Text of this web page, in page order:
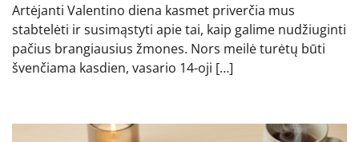
Artėjanti Valentino diena kasmet priverčia mus
stabtelėti ir susimąstyti apie tai, kaip galime nudžiuginti
pačius brangiausius žmones. Nors meilė turėtų būti
švenčiama kasdien, vasario 14-oji […]